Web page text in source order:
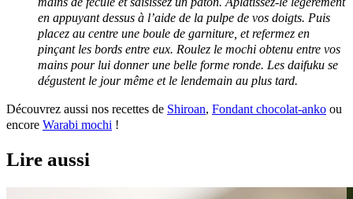
en appuyant dessus à l’aide de la pulpe de vos doigts. Puis
placez au centre une boule de garniture, et refermez en
pinçant les bords entre eux. Roulez le mochi obtenu entre vos
mains pour lui donner une belle forme ronde. Les daifuku se
dégustent le jour même et le lendemain au plus tard.
Découvrez aussi nos recettes de Shiroan, Fondant chocolat-anko ou
encore Warabi mochi !
Lire aussi